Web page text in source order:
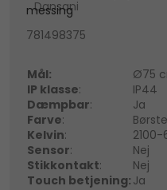
messing
Dansani
781498375
Mål:
Ø75
IP klasse:
IP44
Dæmpbar:
Ja
Farve:
Kelvin:
2100-
Sensor:
Nej
Stikkontakt:
Nej
Touch betjening: Ja